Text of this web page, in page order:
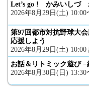
Let’s go ! かみいしづ
2026年8月29日(土) 10:00
第97回都市対抗野球大
応援しよう
2026年8月29日(土)
お話＆リトミック遊び
2026年8月30日(日) 13:30